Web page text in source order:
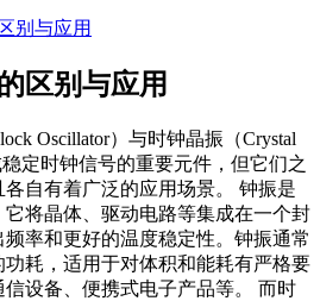
别与应用
区别与应用
Oscillator）与时钟晶振（Crystal
定时钟信号的重要元件，但它们之
自有着广泛的应用场景。 钟振是
将晶体、驱动电路等集成在一个封
率和更好的温度稳定性。钟振通常
耗，适用于对体积和能耗有严格要
设备、便携式电子产品等。 而时